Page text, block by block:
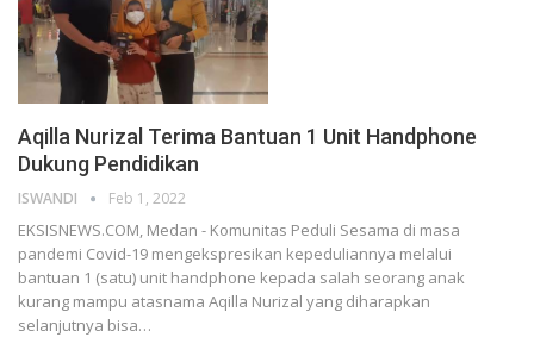
Aqilla Nurizal Terima Bantuan 1 Unit Handphone
Dukung Pendidikan
ISWANDI Feb 1, 2022
EKSISNEWS.COM, Medan - Komunitas Peduli Sesama di masa
pandemi Covid-19 mengekspresikan kepeduliannya melalui
bantuan 1 (satu) unit handphone kepada salah seorang anak
kurang mampu atasnama Aqilla Nurizal yang diharapkan
selanjutnya bisa…